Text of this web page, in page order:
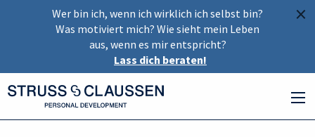
×
Wer bin ich, wenn ich wirklich ich selbst bin?
Was motiviert mich? Wie sieht mein Leben
aus, wenn es mir entspricht?
Lass dich beraten!